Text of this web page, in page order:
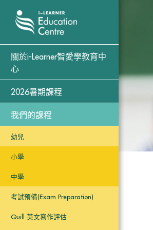
關於i-Learner智愛學教育中
心
2026暑期課程
我們的課程
幼兒
小學
中學
考試預備(Exam Preparation)
Quill 英文寫作評估